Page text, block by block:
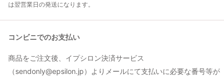
は翌営業日の発送になります。
コンビニでのお支払い
商品をご注文後、イプシロン決済サービス
（sendonly@epsilon.jp）よりメールにて支払いに必要な番号等が